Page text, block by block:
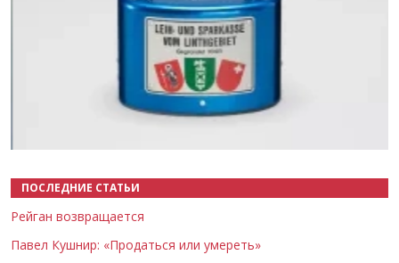
ПОСЛЕДНИЕ СТАТЬИ
Рейган возвращается
Павел Кушнир: «Продаться или умереть»